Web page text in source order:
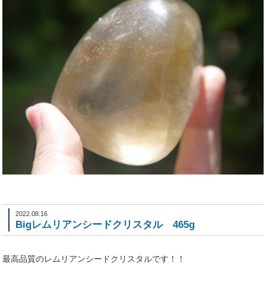
2022.08.16
Bigレムリアンシードクリスタル 465g
最高品質のレムリアンシードクリスタルです！！